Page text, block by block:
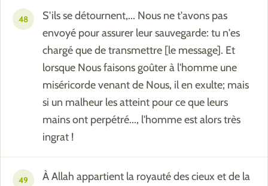
48
S'ils se détournent,... Nous ne t'avons pas
envoyé pour assurer leur sauvegarde: tu n'es
chargé que de transmettre [le message]. Et
lorsque Nous faisons goûter à l'homme une
miséricorde venant de Nous, il en exulte; mais
si un malheur les atteint pour ce que leurs
mains ont perpétré..., l'homme est alors très
ingrat !
49
À Allah appartient la royauté des cieux et de la